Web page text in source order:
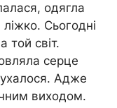
одягла
Сьогодні
той світ.
серце
Адже
виходом.